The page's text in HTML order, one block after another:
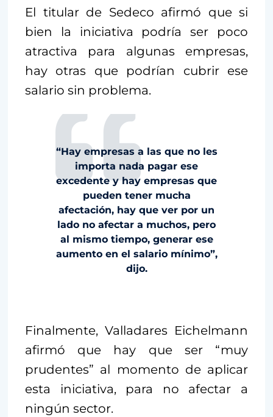
El titular de Sedeco afirmó que si
bien la iniciativa podría ser poco
atractiva para algunas empresas,
hay otras que podrían cubrir ese
salario sin problema.
“Hay empresas a las que no les
importa nada pagar ese
excedente y hay empresas que
pueden tener mucha
afectación, hay que ver por un
lado no afectar a muchos, pero
al mismo tiempo, generar ese
aumento en el salario mínimo”,
dijo.
Finalmente, Valladares Eichelmann
afirmó que hay que ser “muy
prudentes” al momento de aplicar
esta iniciativa, para no afectar a
ningún sector.